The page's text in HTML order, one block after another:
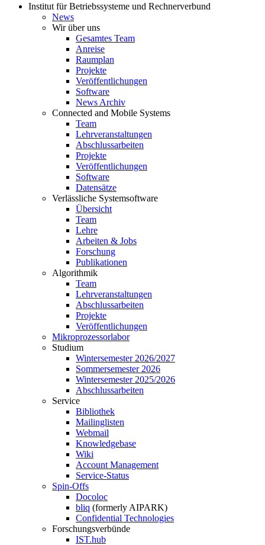
Institut für Betriebssysteme und Rechnerverbund
News
Wir über uns
Gesamtes Team
Anreise
Raumplan
Projekte
Veröffentlichungen
Software
News Archiv
Connected and Mobile Systems
Team
Lehrveranstaltungen
Abschlussarbeiten
Projekte
Veröffentlichungen
Software
Datensätze
Verlässliche Systemsoftware
Übersicht
Team
Lehre
Arbeiten & Jobs
Forschung
Publikationen
Algorithmik
Team
Lehrveranstaltungen
Abschlussarbeiten
Projekte
Veröffentlichungen
Mikroprozessorlabor
Studium
Wintersemester 2026/2027
Sommersemester 2026
Wintersemester 2025/2026
Abschlussarbeiten
Service
Bibliothek
Mailinglisten
Webmail
Knowledgebase
Wiki
Account Management
Service-Status
Spin-Offs
Docoloc
bliq (formerly AIPARK)
Confidential Technologies
Forschungsverbünde
IST.hub